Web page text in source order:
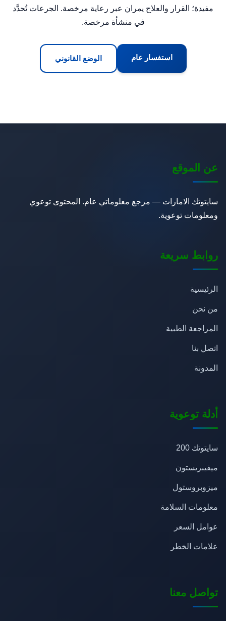
مفيدة؛ القرار والعلاج يمران عبر رعاية مرخصة. الجرعات تُحدَّد
في منشأة مرخصة.
استفسار عام الوضع القانوني
عن الموقع
سايتوتك الامارات — مرجع معلوماتي عام. المحتوى توعوي
ومعلومات توعوية.
روابط سريعة
الرئيسية
من نحن
المراجعة الطبية
اتصل بنا
المدونة
أدلة توعوية
سايتوتك 200
ميفيبريستون
ميزوبروستول
معلومات السلامة
عوامل السعر
علامات الخطر
تواصل معنا